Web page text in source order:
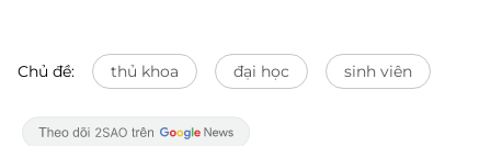
Chủ đề: thủ khoa đại học sinh viên